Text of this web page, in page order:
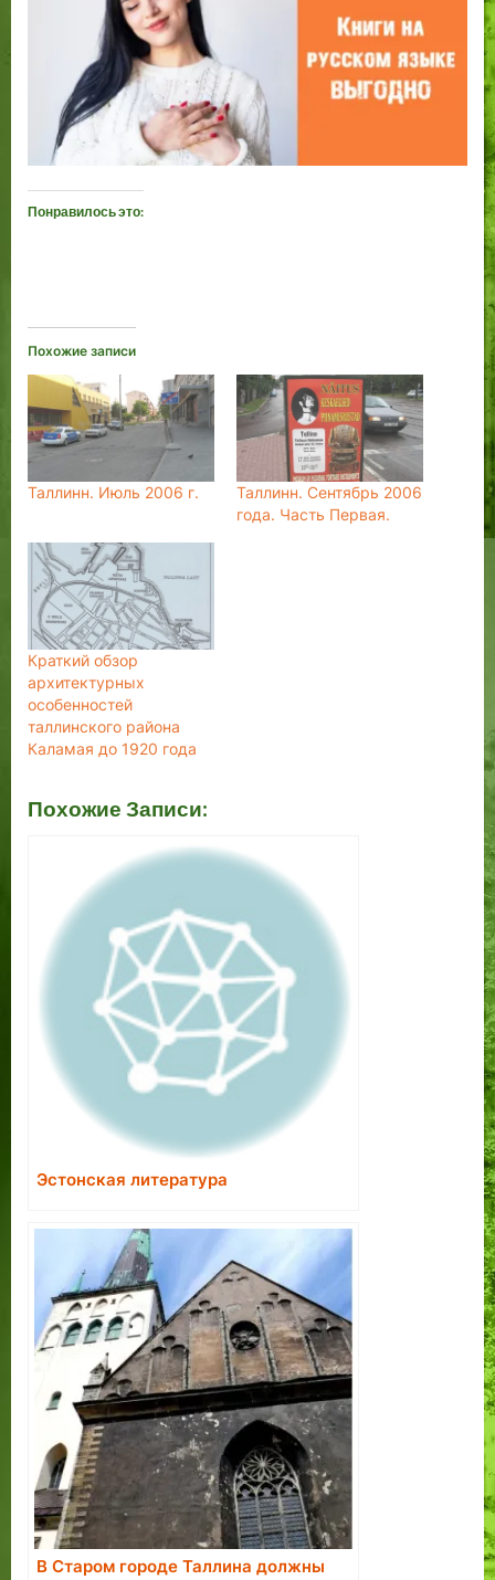
Понравилось это:
Похожие записи
Таллинн. Июль 2006 г.
Таллинн. Сентябрь 2006
года. Часть Первая.
Краткий обзор
архитектурных
особенностей
таллинского района
Каламая до 1920 года
Похожие Записи:
Эстонская литература
В Старом городе Таллина должны